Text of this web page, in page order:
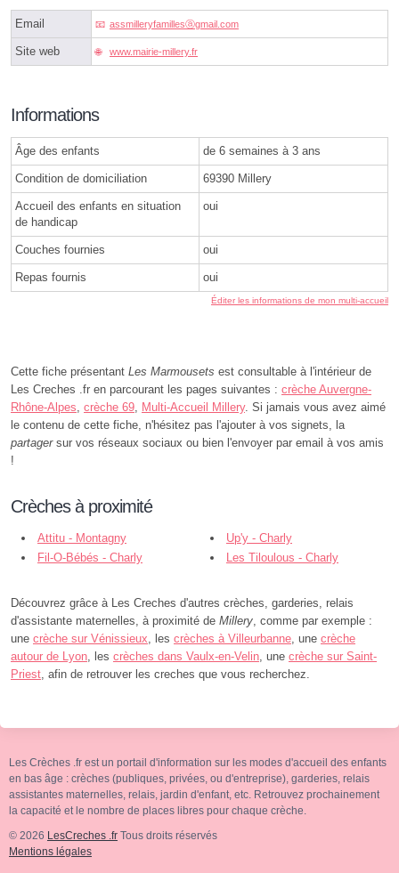
Email assmilleryfamillesⓐgmail.com
Site web www.mairie-millery.fr
Informations
Âge des enfants de 6 semaines à 3 ans
Condition de domiciliation 69390 Millery
Accueil des enfants en situation
de handicap
oui
Couches fournies oui
Repas fournis oui
Éditer les informations de mon multi-accueil
Cette fiche présentant Les Marmousets est consultable à l'intérieur de
Les Creches .fr en parcourant les pages suivantes : crèche Auvergne-
Rhône-Alpes, crèche 69, Multi-Accueil Millery. Si jamais vous avez aimé
le contenu de cette fiche, n'hésitez pas l'ajouter à vos signets, la
partagersur vos réseaux sociaux ou bien l'envoyer par email à vos amis
!
Crèches à proximité
Attitu - Montagny
Up'y - Charly
Fil-O-Bébés - Charly
Les Tiloulous - Charly
Découvrez grâce à Les Creches d'autres crèches, garderies, relais
d'assistante maternelles, à proximité de Millery, comme par exemple :
une crèche sur Vénissieux, les crèches à Villeurbanne, une crèche
autour de Lyon, les crèches dans Vaulx-en-Velin, une crèche sur Saint-
Priest, afin de retrouver les creches que vous recherchez.
Les Crèches .fr est un portail d'information sur les modes d'accueil des enfants
en bas âge : crèches (publiques, privées, ou d'entreprise), garderies, relais
assistantes maternelles, relais, jardin d'enfant, etc. Retrouvez prochainement
la capacité et le nombre de places libres pour chaque crèche.
© 2026 LesCreches .fr Tous droits réservés
Mentions légales